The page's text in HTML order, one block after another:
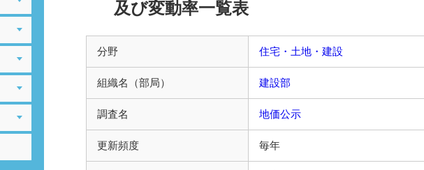
及び変動率一覧表
分野 住宅・土地・建設
組織名（部局） 建設部
調査名 地価公示
更新頻度 毎年